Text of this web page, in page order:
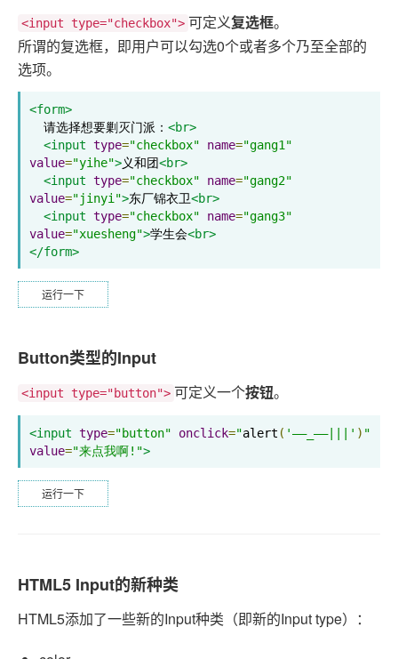
<input type="checkbox"> 可定义复选框。
所谓的复选框，即用户可以勾选0个或者多个乃至全部的
选项。
<form>
  请选择想要剿灭门派：
<br>
<input type="checkbox" name="gang1"
value="yihe">义和团<br>
<input type="checkbox" name="gang2"
value="jinyi">东厂锦衣卫<br>
<input type="checkbox" name="gang3"
value="xuesheng">学生会<br>
</form>
运行一下
Button类型的Input
<input type="button"> 可定义一个按钮。
<input type="button" onclick="alert ( '——_——|||' ) "
value="来点我啊!">
运行一下
HTML5 Input的新种类
HTML5添加了一些新的Input种类（即新的Input type）：